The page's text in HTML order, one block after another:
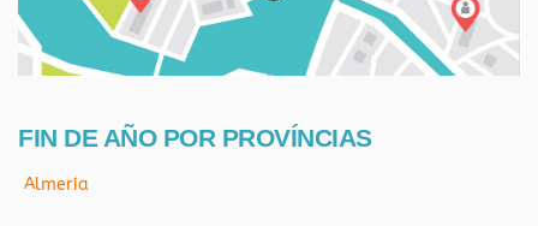
FIN DE AÑO POR PROVÍNCIAS
Almería